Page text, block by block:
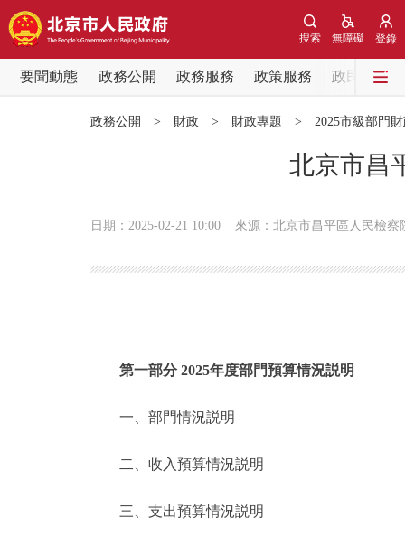
登錄
無障礙
搜索
要聞動態 政務公開 政務服務 政策服務
政民互動
政務公開 > 財政 > 財政專題 > 2025市級部門
北京市昌
日期：2025-02-21 10:00 來源：北京市昌平區人民檢察
第一部分 2025年度部門預算情況説明
一、部門情況説明
二、收入預算情況説明
三、支出預算情況説明